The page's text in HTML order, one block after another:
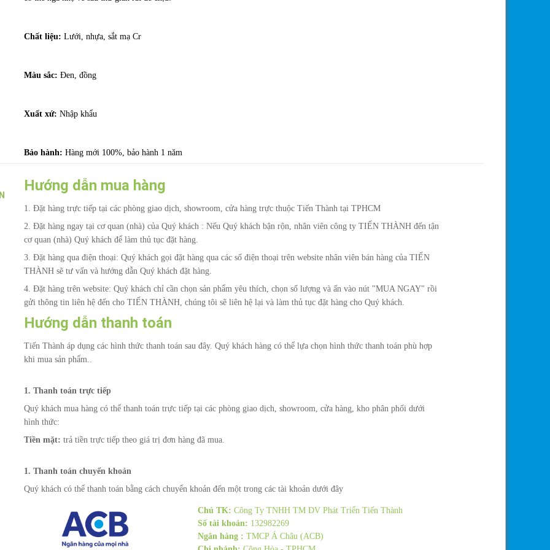
Chất liệu:Lưới, nhựa, sắt mạ Cr
Màu sắc: Đen, đồng
Xuất xứ:Nhập khẩu
Bảo hành: Hàng mới 100%, bảo hành 1 năm
Hướng dẫn mua hàng
1. Đặt hàng trực tiếp tại các phòng giao dịch, showroom, cửa hàng trực thuộc Tiến Thành tại TPHCM
2. Đặt hàng ngay tại cơ quan (nhà) của Quý khách : Nếu Quý khách bận rộn, nhân viên công ty TIẾN THÀNH đến tận
cơ quan (nhà) Quý khách để làm thủ tục đặt hàng.
3. Đặt hàng qua điện thoại: Quý khách gọi đặt hàng qua các số điện thoại trên website nhân viên bán hàng của TIẾN
THÀNH sẽ tư vấn và hướng dẫn Quý khách đặt hàng.
4. Đặt hàng trên website: Quý khách chỉ cần chọn sản phẩm yêu thích, chọn số lượng và ấn vào nút "MUA NGAY" rồi
gửi thông tin liên hệ đến cho TIẾN THÀNH, chúng tôi sẽ liên hệ lại và làm thủ tục đặt hàng cho Quý khách.
Hướng dẫn thanh toán
Tiến Thành áp dụng các hình thức thanh toán sau đây. Quý khách hàng có thể lựa chọn hình thức thanh toán phù hợp
khi mua sản phẩm..
1. Thanh toán trực tiếp
Quý khách mua hàng có thể thanh toán trực tiếp tại các phòng giao dịch, showroom, cửa hàng, kho phân phối dưới
hình thức:
Tiền mặt: trả tiền trực tiếp theo giá trị đơn hàng đã mua.
1. Thanh toán chuyển khoản
Quý khách có thể thanh toán bằng cách chuyển khoản đến một trong các tài khoản dưới đây
Chủ TK: Công Ty TNHH TM DV Phát Triển Tiến Thành
Số tài khoản: 132982269
Ngân hàng : TMCP Á Châu (ACB)